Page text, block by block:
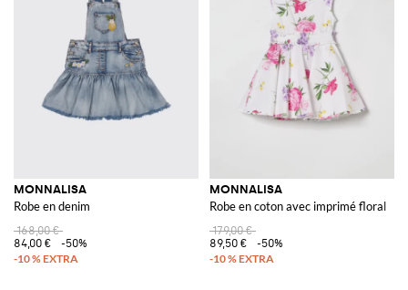
MONNALISA
Robe en denim
168,00 €
84,00 €
-50%
MONNALISA
Robe en coton avec imprimé floral
179,00 €
89,50 €
-50%